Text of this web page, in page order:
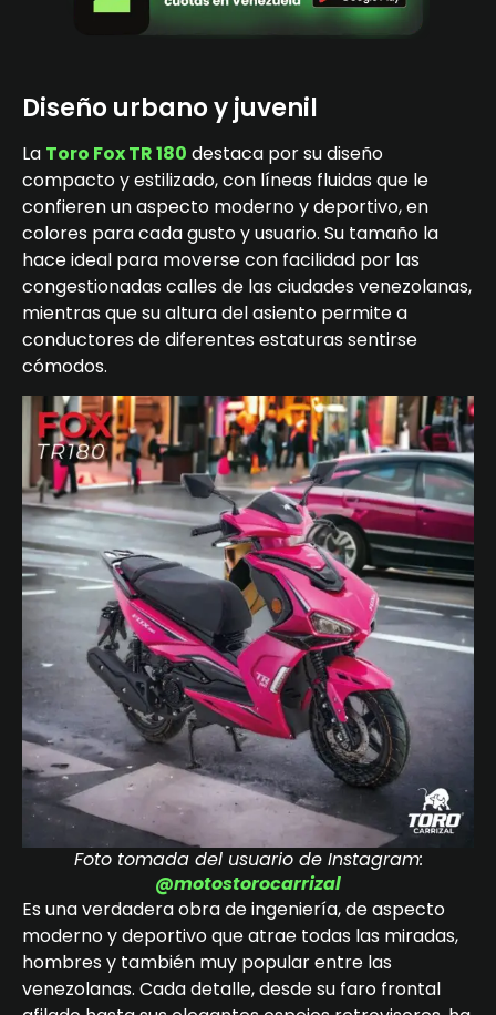
Diseño urbano y juvenil
La Toro Fox TR 180 destaca por su diseño
compacto y estilizado, con líneas fluidas que le
confieren un aspecto moderno y deportivo, en
colores para cada gusto y usuario. Su tamaño la
hace ideal para moverse con facilidad por las
congestionadas calles de las ciudades venezolanas,
mientras que su altura del asiento permite a
conductores de diferentes estaturas sentirse
cómodos.
Foto tomada del usuario de Instagram:
@motostorocarrizal
Es una verdadera obra de ingeniería, de aspecto
moderno y deportivo que atrae todas las miradas,
hombres y también muy popular entre las
venezolanas. Cada detalle, desde su faro frontal